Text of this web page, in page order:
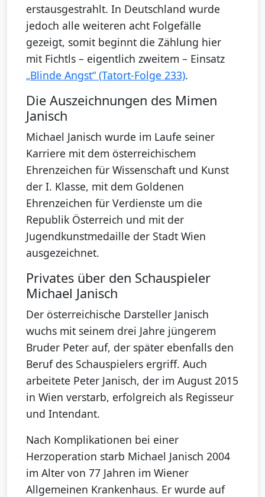
erstausgestrahlt. In Deutschland wurde
jedoch alle weiteren acht Folgefälle
gezeigt, somit beginnt die Zählung hier
mit Fichtls – eigentlich zweitem – Einsatz
„Blinde Angst“ (Tatort-Folge 233).
Die Auszeichnungen des Mimen
Janisch
Michael Janisch wurde im Laufe seiner
Karriere mit dem österreichischem
Ehrenzeichen für Wissenschaft und Kunst
der I. Klasse, mit dem Goldenen
Ehrenzeichen für Verdienste um die
Republik Österreich und mit der
Jugendkunstmedaille der Stadt Wien
ausgezeichnet.
Privates über den Schauspieler
Michael Janisch
Der österreichische Darsteller Janisch
wuchs mit seinem drei Jahre jüngerem
Bruder Peter auf, der später ebenfalls den
Beruf des Schauspielers ergriff. Auch
arbeitete Peter Janisch, der im August 2015
in Wien verstarb, erfolgreich als Regisseur
und Intendant.
Nach Komplikationen bei einer
Herzoperation starb Michael Janisch 2004
im Alter von 77 Jahren im Wiener
Allgemeinen Krankenhaus. Er wurde auf